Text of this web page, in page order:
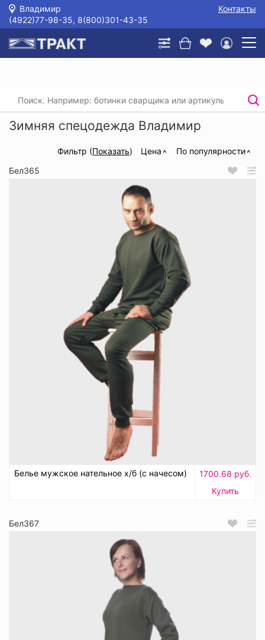
Владимир
Контакты
(4922)77-98-35, 8(800)301-43-35
Главная / / Зимняя спецодежда
Зимняя спецодежда Владимир
Фильтр (Показать) Цена
По популярности
Бел365
Белье мужское нательное х/б (с начесом)
1700.68 руб.
Купить
Бел367